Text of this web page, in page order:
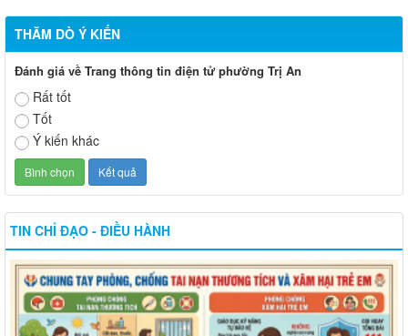
THĂM DÒ Ý KIẾN
Đánh giá về Trang thông tin điện tử phường Trị An
Rất tốt
Tốt
Ý kiến khác
TIN CHỈ ĐẠO - ĐIỀU HÀNH